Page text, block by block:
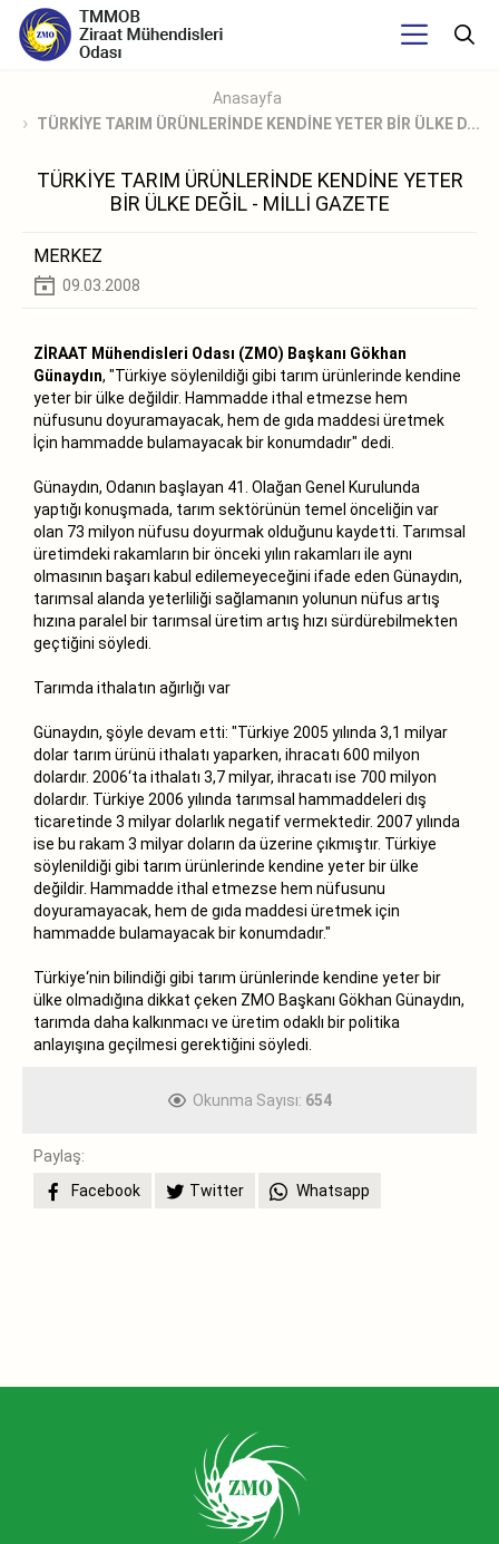
Anasayfa
TÜRKİYE TARIM ÜRÜNLERİNDE KENDİNE YETER BİR ÜLKE D...
TÜRKİYE TARIM ÜRÜNLERİNDE KENDİNE YETER
BİR ÜLKE DEĞİL - MİLLİ GAZETE
MERKEZ
09.03.2008
ZİRAAT Mühendisleri Odası (ZMO) Başkanı Gökhan
Günaydın, "Türkiye söylenildiği gibi tarım ürünlerinde kendine
yeter bir ülke değildir. Hammadde ithal etmezse hem
nüfusunu doyuramayacak, hem de gıda maddesi üretmek
İçin hammadde bulamayacak bir konumdadır" dedi.
Günaydın, Odanın başlayan 41. Olağan Genel Kurulunda
yaptığı konuşmada, tarım sektörünün temel önceliğin var
olan 73 milyon nüfusu doyurmak olduğunu kaydetti. Tarımsal
üretimdeki rakamların bir önceki yılın rakamları ile aynı
olmasının başarı kabul edilemeyeceğini ifade eden Günaydın,
tarımsal alanda yeterliliği sağlamanın yolunun nüfus artış
hızına paralel bir tarımsal üretim artış hızı sürdürebilmekten
geçtiğini söyledi.
Tarımda ithalatın ağırlığı var
Günaydın, şöyle devam etti: "Türkiye 2005 yılında 3,1 milyar
dolar tarım ürünü ithalatı yaparken, ihracatı 600 milyon
dolardır. 2006‘ta ithalatı 3,7 milyar, ihracatı ise 700 milyon
dolardır. Türkiye 2006 yılında tarımsal hammaddeleri dış
ticaretinde 3 milyar dolarlık negatif vermektedir. 2007 yılında
ise bu rakam 3 milyar doların da üzerine çıkmıştır. Türkiye
söylenildiği gibi tarım ürünlerinde kendine yeter bir ülke
değildir. Hammadde ithal etmezse hem nüfusunu
doyuramayacak, hem de gıda maddesi üretmek için
hammadde bulamayacak bir konumdadır."
Türkiye‘nin bilindiği gibi tarım ürünlerinde kendine yeter bir
ülke olmadığına dikkat çeken ZMO Başkanı Gökhan Günaydın,
tarımda daha kalkınmacı ve üretim odaklı bir politika
anlayışına geçilmesi gerektiğini söyledi.
Okunma Sayısı: 654
Paylaş:
Facebook
Twitter Whatsapp